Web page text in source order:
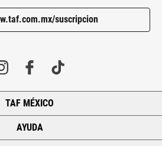
suscripcion
TAF MÉXICO
AYUDA